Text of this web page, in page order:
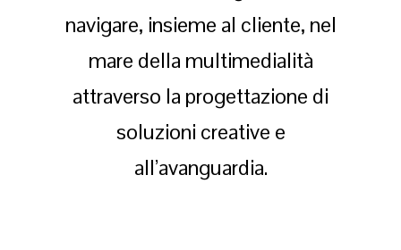
navigare, insieme al cliente, nel
mare della multimedialità
attraverso la progettazione di
soluzioni creative e
all’avanguardia.